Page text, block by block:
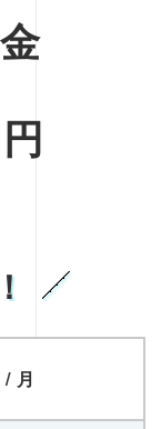
円
月